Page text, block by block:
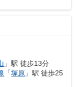
」駅 徒歩13分
「塚原 」駅 徒歩25